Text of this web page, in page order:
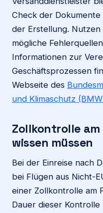
Check der
der Erstellung. Nutzen
mögliche
Informationen zur
Geschäftsprozessen
Webseite des
und Klimaschutz
Zollkontrolle am
wissen müssen
Bei der Einreise nach
bei Flügen aus Nicht-
einer Zollkontrolle am
Dauer dieser